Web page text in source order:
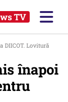
TV
DIICOT. Lovitură
înapoi